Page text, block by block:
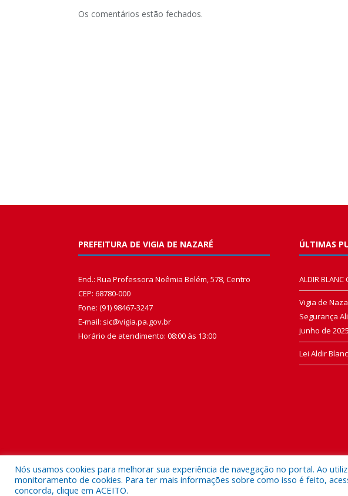
Os comentários estão fechados.
PREFEITURA DE VIGIA DE NAZARÉ
End.: Rua Professora Noêmia Belém, 578, Centro
CEP: 68780-000
Fone: (91) 98467-3247
E-mail: sic@vigia.pa.gov.br
Horário de atendimento: 08:00 às 13:00
ÚLTIMAS
ALDIR BLANC
Vigia de
Segurança
junho de 2025
Lei Aldir
Todos os direitos reservados a Prefeitura Municipal de Vigia de Nazaré.
Nós usamos cookies para melhorar sua experiência de navegação no portal. Ao
monitoramento de cookies. Para ter mais informações sobre como isso é feito,
concorda, clique em ACEITO.